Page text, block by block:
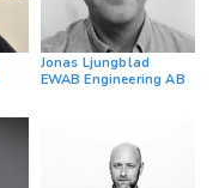
Jonas Ljungblad
EWAB Engineering AB